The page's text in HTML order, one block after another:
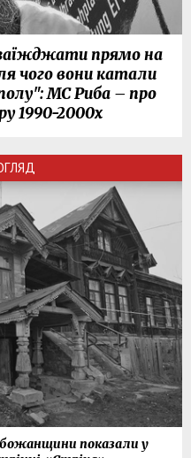
прямо на
чого вони катали
МС Риба – про
1990-2000х
показали у